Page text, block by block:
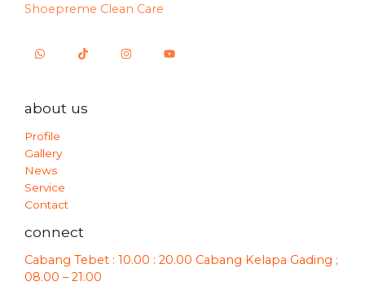
Shoepreme Clean Care
about us
Profile
Gallery
News
Service
Contact
connect
Cabang Tebet : 10.00 : 20.00 Cabang Kelapa Gading ;
08.00 – 21.00